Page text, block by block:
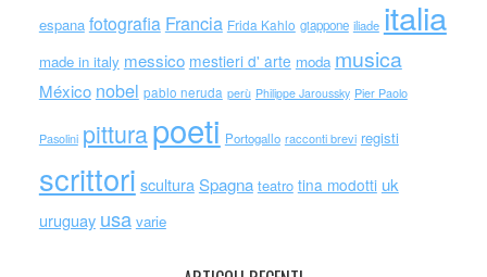
espana fotografia Francia Frida Kahlo giappone iliade italia
made in italy messico mestieri d' arte moda musica
México nobel pablo neruda perù Philippe Jaroussky Pier Paolo
Pasolini pitturapoeti Portogallo racconti brevi registi
scrittori scultura Spagna teatro tina modotti uk
uruguay usa varie